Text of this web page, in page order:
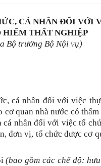
CÁ NHÂN ĐỐI VỚI
HIỂM THẤT NGHIỆP
Bộ trưởng Bộ Nội vụ)
cá nhân đối với việc
quan nhà nước có thẩm
cá nhân đối với việc tổ
đơn vị, tổ chức được cơ
(bao gồm các chế độ: